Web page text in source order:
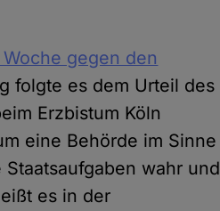
gegen den
folgte es dem Urteil des
Erzbistum Köln
eine Behörde im Sinne
wahr und
es in der